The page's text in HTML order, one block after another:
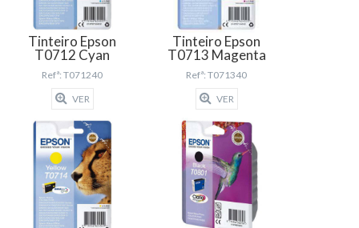
Tinteiro Epson
T0712 Cyan
Refª: T071240
VER
Tinteiro Epson
T0713 Magenta
Refª: T071340
VER